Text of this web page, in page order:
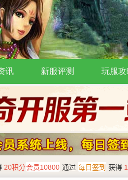
讯 新服评测 玩服